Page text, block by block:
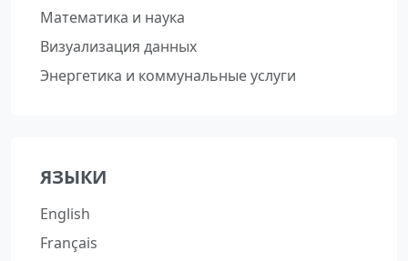
Математика и наука
Визуализация данных
Энергетика и коммунальные услуги
ЯЗЫКИ
English
Français